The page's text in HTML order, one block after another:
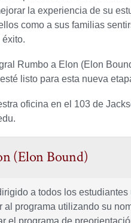
la experiencia de su
como a sus familias
Rumbo a Elon (Elon
listo para esta nueva
oficina en el 103 de
(Elon Bound)
a todos los
programa utilizando su
el programa de